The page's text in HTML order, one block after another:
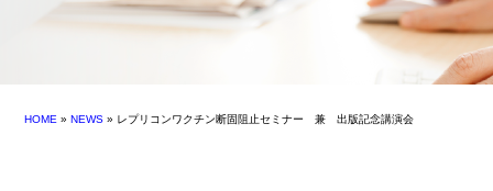
HOME » NEWS » レプリコンワクチン断固阻止セミナー 兼 出版記念講演会